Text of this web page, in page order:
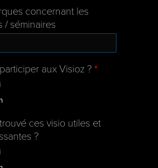
concernant les
/ séminaires
aux Visioz ? *
ces visio utiles et
?